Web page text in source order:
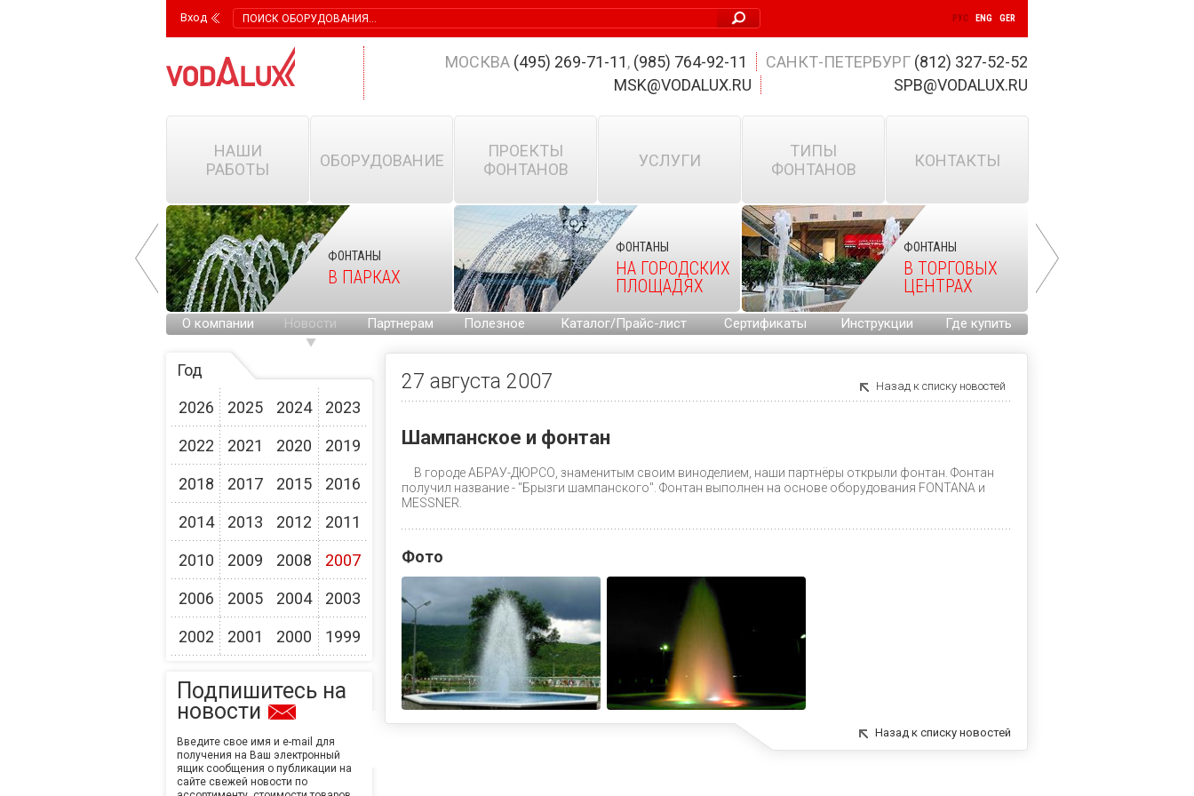
Вход РУС ENG GER
МОСКВА (495) 269-71-11, (985) 764-92-11 САНКТ-ПЕТЕРБУРГ (812) 327-52-52
MSK@VODALUX.RU
SPB@VODALUX.RU
НАШИ
РАБОТЫ
ОБОРУДОВАНИЕ
ПРОЕКТЫ
ФОНТАНОВ
УСЛУГИ
ТИПЫ
ФОНТАНОВ
КОНТАКТЫ
НА ГОРОДСКИХ
ФОНТАНЫ
В ПАРКАХ
ФОНТАНЫ
НА ГОРОДСКИХ
ПЛОЩАДЯХ
ФОНТАНЫ
В ТОРГОВЫХ
ЦЕНТРАХ
О компании Новости Партнерам Полезное Каталог/Прайс-лист Сертификаты Инструкции Где купить
Год
2026
2025 2024 2023
2022 2021 2020 2019
2018 2017 2015 2016
2014 2013 2012 2011
2010 2009 2008 2007
2006 2005 2004 2003
2002 2001 2000 1999
Подпишитесь на
новости
Введите свое имя и e-mail для
получения на Ваш электронный
ящик сообщения о публикации на
сайте свежей новости по
27 августа 2007 Назад к списку новостей
Шампанское и фонтан
В городе АБРАУ-ДЮРСО, знаменитым своим виноделием, наши партнёры открыли фонтан. Фонтан
получил название - "Брызги шампанского". Фонтан выполнен на основе оборудования FONTANA и
MESSNER.
Фото
Назад к списку новостей